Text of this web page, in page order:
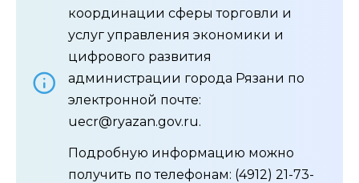
координации сферы торговли и
услуг управления экономики и
цифрового развития
администрации города Рязани по
электронной почте:
uecr@ryazan.gov.ru.
Подробную информацию можно
получить по телефонам: (4912) 21-73-